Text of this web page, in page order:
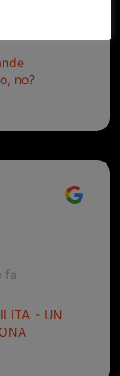
no?
fa
- UN